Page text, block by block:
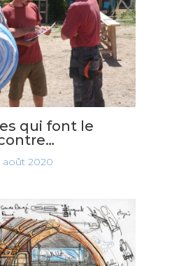
qui font le
août 2020